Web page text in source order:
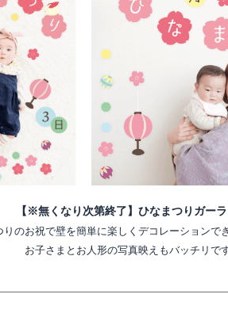
【※無くなり次第終了】ひなまつりガー
りのお祝で壁を簡単に楽しくデコレーションで
お子さまとお人形の写真映えもバッチリです